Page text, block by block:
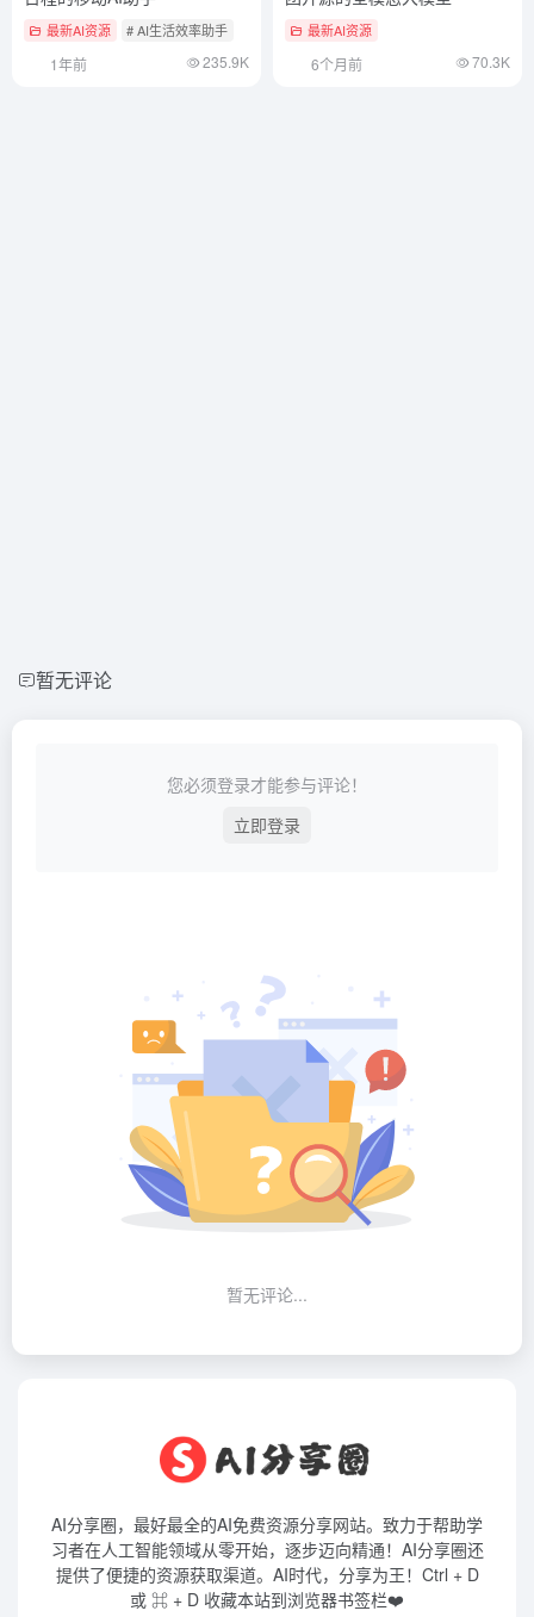
最新AI资源 # AI生活效率助手
1年前 235.9K
最新AI资源
6个月前 70.3K
暂无评论
您必须登录才能参与评论！
立即登录
暂无评论...
AI分享圈，最好最全的AI免费资源分享网站。致力于帮助学
习者在人工智能领域从零开始，逐步迈向精通！AI分享圈还
提供了便捷的资源获取渠道。AI时代，分享为王！Ctrl + D
或 ⌘ + D 收藏本站到浏览器书签栏❤️